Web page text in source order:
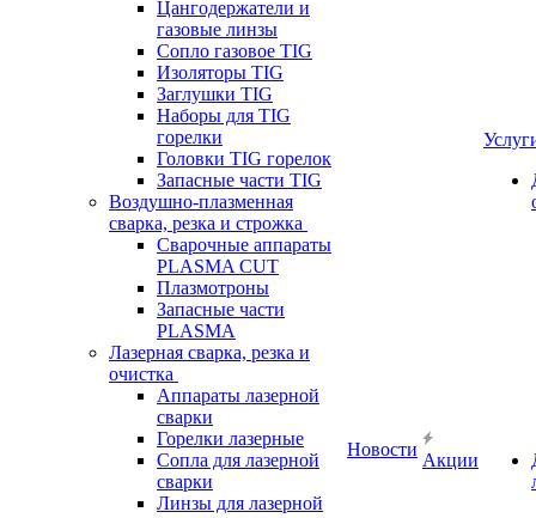
Цангодержатели и
газовые линзы
Сопло газовое TIG
Изоляторы TIG
Заглушки TIG
Наборы для TIG
горелки
Головки TIG горелок
Запасные части TIG
Воздушно-плазменная
сварка, резка и строжка
Сварочные аппараты
PLASMA CUT
Плазмотроны
Запасные части
PLASMA
Лазерная сварка, резка и
очистка
Аппараты лазерной
сварки
Горелки лазерные
Сопла для лазерной
сварки
Линзы для лазерной
Новости
Акции